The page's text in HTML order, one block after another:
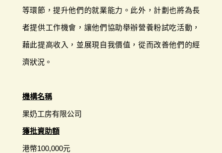
等環節，提升他們的就業能力。此外，計劃也將為長
者提供工作機會，讓他們協助舉辦營養粉試吃活動，
藉此提高收入，並展現自我價值，從而改善他們的經
濟狀況。
機構名稱
果奶工房有限公司
獲批資助額
港幣100,000元